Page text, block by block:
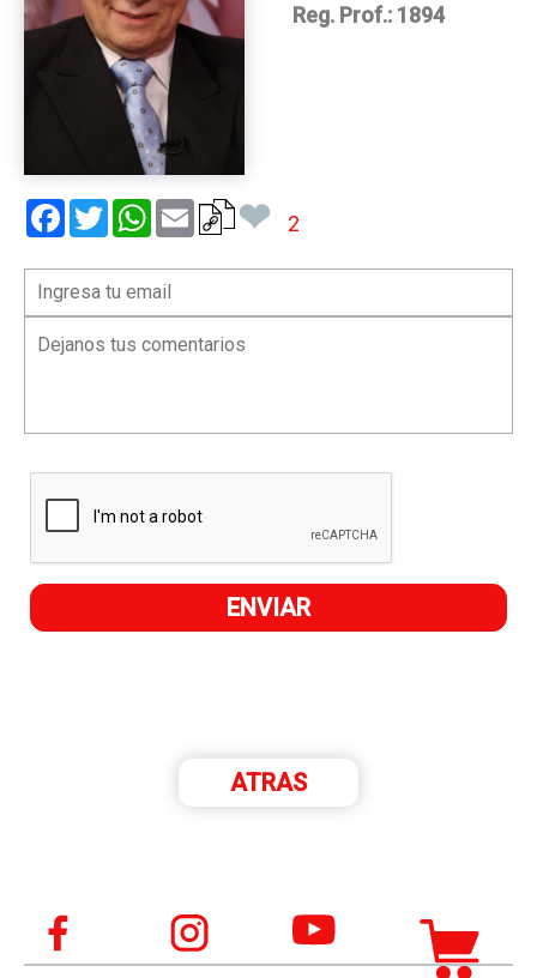
Reg. Prof.: 1894
Facebook
TwitterWhatsApp
Email ❤ 2
ATRAS